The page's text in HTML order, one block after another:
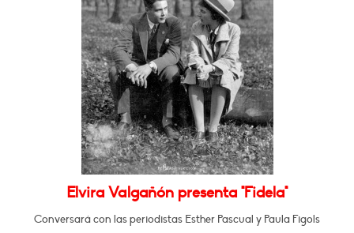
Elvira Valgañón presenta "Fidela"
Conversará con las periodistas Esther Pascual y Paula Figols